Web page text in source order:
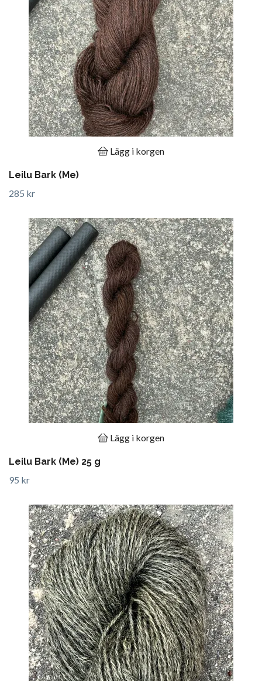
Lägg i korgen
Leilu Bark (Me)
285 kr
Lägg i korgen
Leilu Bark (Me) 25 g
95 kr